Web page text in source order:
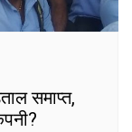
समाप्त,